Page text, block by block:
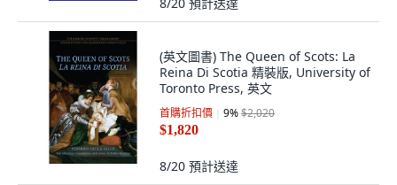
(英文圖書) The Queen of Scots: La
Reina Di Scotia 精裝版, University of
Toronto Press, 英文
首購折扣價 9%$2,020
$1,820
8/20 預計送達